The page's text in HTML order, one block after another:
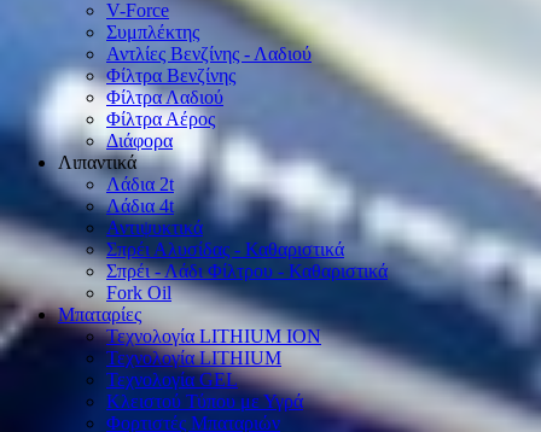
V-Force
Συμπλέκτης
Αντλίες Βενζίνης - Λαδιού
Φίλτρα Βενζίνης
Φίλτρα Λαδιού
Φίλτρα Αέρος
Διάφορα
Λιπαντικά
Λάδια 2t
Λάδια 4t
Αντιψυκτικά
Σπρέι Αλυσίδας - Καθαριστικά
Σπρέι - Λάδι Φίλτρου - Καθαριστικά
Fork Oil
Μπαταρίες
Τεχνολογία LITHIUM ION
Τεχνολογία LITHIUM
Τεχνολογία GEL
Κλειστού Τύπου με Υγρά
Φορτιστές Μπαταριών